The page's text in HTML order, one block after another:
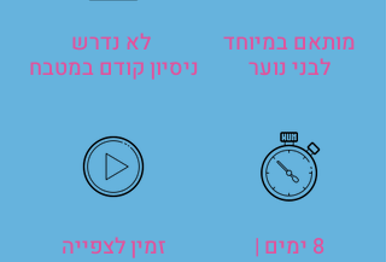
ניסיון קודם במטבח
מותאם במיוחד
לבני נוער
זמין לצפייה 8 ימים |